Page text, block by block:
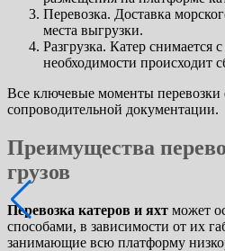
Перевозка. Доставка
места выгрузки.
Разгрузка. Катер снимается
необходимости происходит
Все ключевые моменты перевозки
сопроводительной документации.
Преимущества
грузов
Перевозка катеров и яхт может
способами, в зависимости от их
занимающие всю платформу